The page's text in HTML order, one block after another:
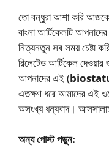
তো বন্ধুরা আশা করি
বাংলা আর্টিকেলটি
নিত্যনতুন সব সময় চেষ্টা
রিলেটেড আর্টিকেল
আপনাদের এই (
এতক্ষণ ধরে আমাদের এই
অসংখ্য ধন্যবাদ।
অন্য পোস্ট পড়ুন: